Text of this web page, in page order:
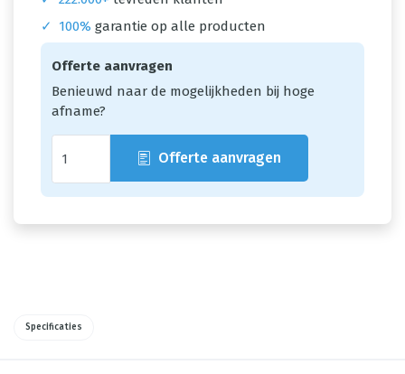
✓
100% garantie op alle producten
Offerte aanvragen
Benieuwd naar de mogelijkheden bij hoge
afname?
Offerte aanvragen
Specificaties